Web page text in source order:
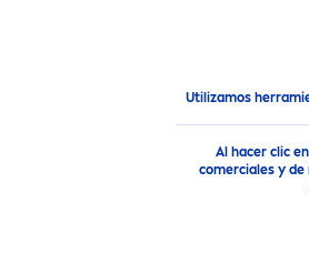
Utilizamos
Al hacer clic
comerciales y
Cuidado